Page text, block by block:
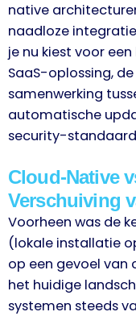
native
naadloze
je nu kiest voor
SaaS-oplossing,
samenwerking
automatische
security-
Cloud-Native
Verschuiving
Voorheen was de
(lokale installatie
op een gevoel van
het huidige
systemen steeds